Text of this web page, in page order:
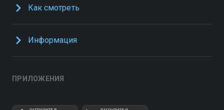
Как смотреть
Информация
ПРИЛОЖЕНИЯ